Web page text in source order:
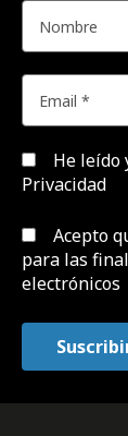
He leído
Privacidad
Acepto
para las
electrónicos